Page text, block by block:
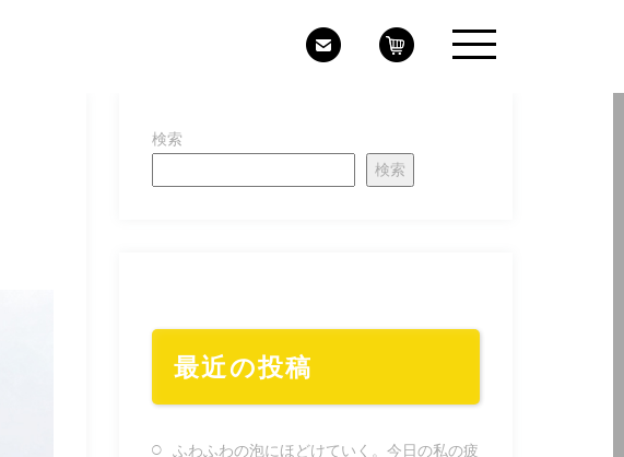
検索
検索
最近の投稿
ふわふわの泡にほどけていく。今日の私の疲